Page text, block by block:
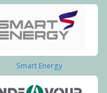
Smart Energy